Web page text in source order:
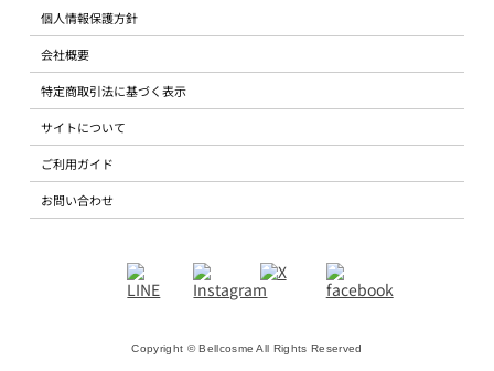
個人情報保護方針
会社概要
特定商取引法に基づく表示
サイトについて
ご利用ガイド
お問い合わせ
Copyright © Bellcosme All Rights Reserved